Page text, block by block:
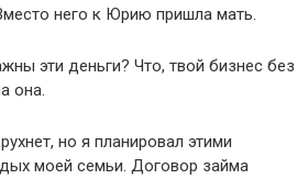
него к Юрию пришла мать.
эти деньги? Что, твой бизнес без
она.
но я планировал этими
моей семьи. Договор займа